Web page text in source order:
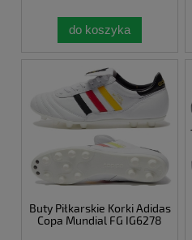
do koszyka
Buty Piłkarskie Korki Adidas
Copa Mundial FG IG6278